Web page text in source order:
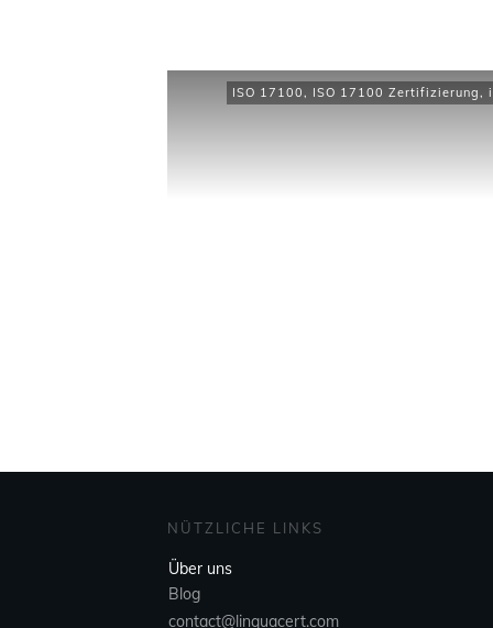
ISO 17100, ISO 17100 Zertifizierung,
NÜTZLICHE LINKS
Über uns
Blog
contact@linquacert.com